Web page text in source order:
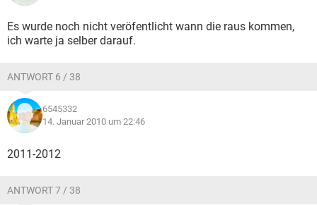
Es wurde noch nicht veröfentlicht wann die raus kommen,
ich warte ja selber darauf.
ANTWORT 6 / 38
6545332
14. Januar 2010 um 22:46
2011-2012
ANTWORT 7 / 38